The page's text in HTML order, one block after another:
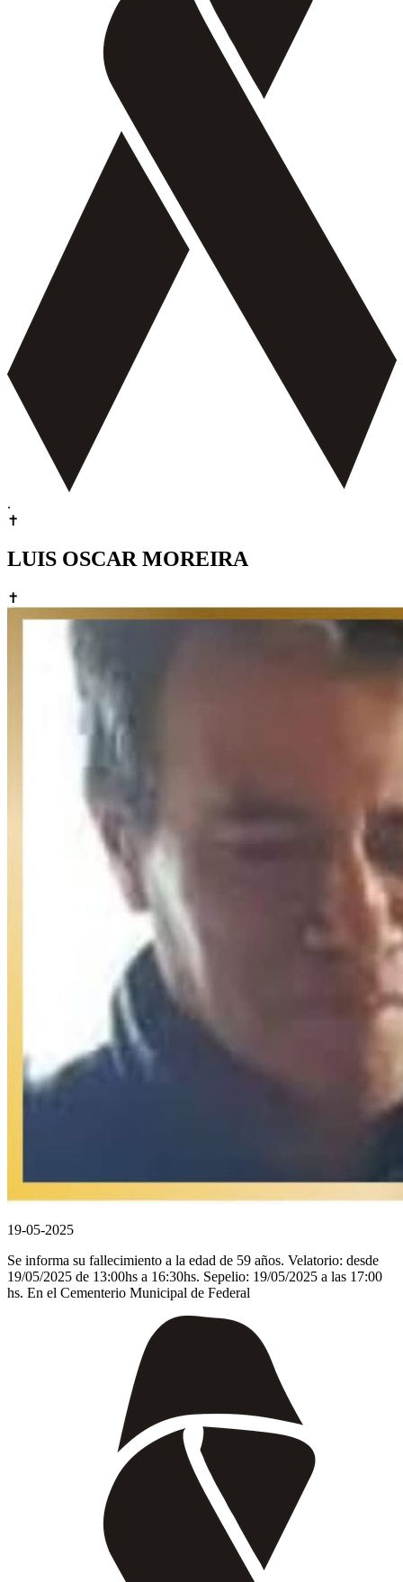
.
✝
LUIS OSCAR MOREIRA
✝
19-05-2025
Se informa su fallecimiento a la edad de 59 años. Velatorio: desde
19/05/2025 de 13:00hs a 16:30hs. Sepelio: 19/05/2025 a las 17:00
hs. En el Cementerio Municipal de Federal